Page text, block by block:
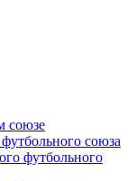
союзе
союза
футбольного